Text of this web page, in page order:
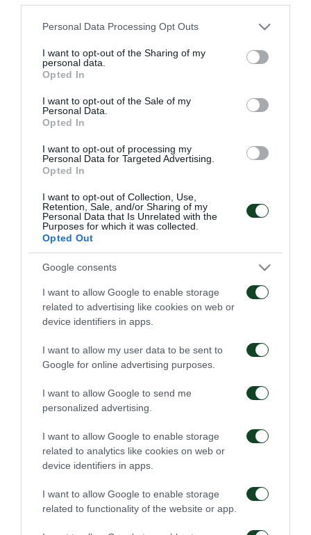
Please note that this website/app uses one or more Google
not limited to your visit or usage behaviour. You may click to
grant or deny consent to Google and its third-party tags to
use your data for below specified purposes in below Google
consent section.
Personal Data Processing Opt Outs
I want to opt-out of the Sharing of my
personal data.
Opted In
I want to opt-out of the Sale of my
Personal Data.
Opted In
I want to opt-out of processing my
Personal Data for Targeted Advertising.
Opted In
I want to opt-out of Collection, Use,
Retention, Sale, and/or Sharing of my
Personal Data that Is Unrelated with the
Purposes for which it was collected.
Opted Out
Google consents
I want to allow Google to enable storage
related to advertising like cookies on web or
device identifiers in apps.
I want to allow my user data to be sent to
Google for online advertising purposes.
I want to allow Google to send me
personalized advertising.
I want to allow Google to enable storage
related to analytics like cookies on web or
device identifiers in apps.
I want to allow Google to enable storage
related to functionality of the website or app.
παρουσία στο αθλητικό κέντρο «Γ. Καλαφάτης»
Κασταμονίτης θα αναλάβει την ψυχολογική
μόνο στα στενά αθλητικά πλαίσια αλλά συνολικά την
υποστήριξη σε όλους τους τομείς της ζωής τους.
ΠΑΕ
Οδηγίες προς τους
φιλάθλους για την
στο ΟΑΚΑ
05/08/2026
Η ΠΑΕ Παναθηναϊκός
υπερσύγχρονο πούλμαν
της ομάδας
03/08/2026
Τα εισιτήρια για τον
αγώνα ΤΣΣΚΑ 1948 –
Παναθηναϊκός
Το πρόγραμμα της
παραμονής του αγώνα
Παναθηναϊκός – ΤΣΣΚΑ